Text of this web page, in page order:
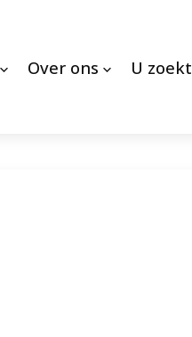
Over ons U zoekt